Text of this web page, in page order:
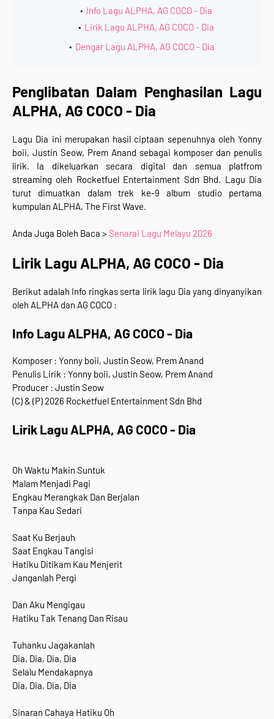
Info Lagu ALPHA, AG COCO - Dia
Lirik Lagu ALPHA, AG COCO - Dia
Dengar Lagu ALPHA, AG COCO - Dia
Penglibatan Dalam Penghasilan Lagu
ALPHA, AG COCO - Dia
Lagu Dia ini merupakan hasil ciptaan sepenuhnya oleh Yonny
boii, Justin Seow, Prem Anand sebagai komposer dan penulis
lirik. Ia dikeluarkan secara digital dan semua platfrom
streaming oleh Rocketfuel Entertainment Sdn Bhd. Lagu Dia
turut dimuatkan dalam trek ke-9 album studio pertama
kumpulan ALPHA, The First Wave.
Anda Juga Boleh Baca > Senarai Lagu Melayu 2026
Lirik Lagu ALPHA, AG COCO - Dia
Berikut adalah Info ringkas serta lirik lagu Dia yang dinyanyikan
oleh ALPHA dan AG COCO :
Info Lagu ALPHA, AG COCO - Dia
Komposer : Yonny boii, Justin Seow, Prem Anand
Penulis Lirik : ⁠Yonny boii, Justin Seow, Prem Anand
Producer : Justin Seow
(C) & (P) 2026 Rocketfuel Entertainment Sdn Bhd
Lirik Lagu ALPHA, AG COCO - Dia
Oh Waktu Makin Suntuk
Malam Menjadi Pagi
Engkau Merangkak Dan Berjalan
Tanpa Kau Sedari
Saat Ku Berjauh
Saat Engkau Tangisi
Hatiku Ditikam Kau Menjerit
Janganlah Pergi
Dan Aku Mengigau
Hatiku Tak Tenang Dan Risau
Tuhanku Jagakanlah
Dia, Dia, Dia, Dia
Selalu Mendakapnya
Dia, Dia, Dia, Dia
Sinaran Cahaya Hatiku Oh